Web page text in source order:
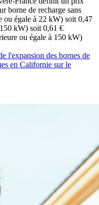
borne de recharge sans
ou égale à 22 kW) soit 0,47
kW) soit 0,61 €
ou égale à 150 kW)
l'expansion des bornes de
en Californie sur le